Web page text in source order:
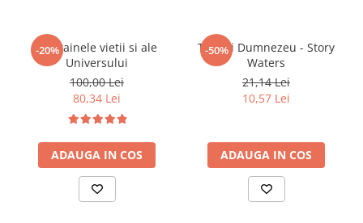
-20%
Din tainele vietii si ale
Universului
100,00 Lei
80,34 Lei
ADAUGA IN COS
-50%
Tu esti Dumnezeu - Story
Waters
21,14 Lei
10,57 Lei
ADAUGA IN COS